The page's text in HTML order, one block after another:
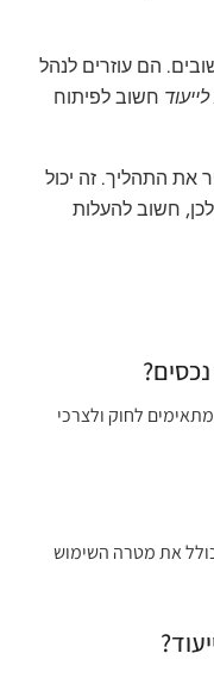
הם עוזרים לנהל
חשוב לפיתוח
את התהליך. זה יכול
חשוב להעלות
לחוק ולצרכי
כולל את מטרה השימוש